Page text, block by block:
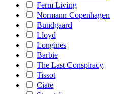
Ferm Living
Normann Copenhagen
Bundgaard
Lloyd
Longines
Barbie
The Last Conspiracy
Tissot
Ciate